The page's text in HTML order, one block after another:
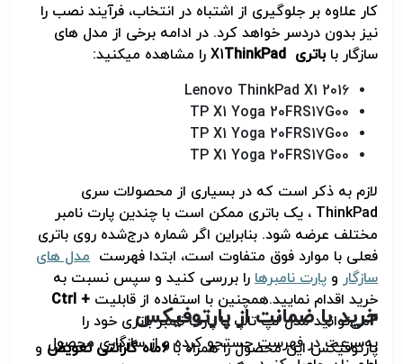
کار علاوه بر جلوگیری از اشتباه در انتخاب، فرآیند نصب را
نیز بدون دردسر خواهد کرد. در ادامه برخی از مدل های
سازگار باباتری ThinkPad
X1 را مشاهده میکنید:
Lenovo ThinkPad X1 2016
TP X1 Yoga 20FRS17G00
TP X1 Yoga 20FRS17G00
TP X1 Yoga 20FRS17G00
لازم به ذکر است که در بسیاری از محصولات سری
ThinkPad ، یک باتری ممکن است با چندین پارت نامبر
مختلف عرضه شود. بنابراین اگر شماره درج‌شده روی باتری
فعلی با موارد فوق متفاوت است، ابتدا فهرست مدل های
سازگار و پارت نامبرها را بررسی کنید و سپس نسبت به
خرید اقدام نمایید.همچنین با استفاده از قابلیت Ctrl +
Fمی‌توانید مدل لپ تاپ یا پارت نامبر باتری خود را
به‌سرعت در فهرست جستجو کرده و از سازگاری محصول
خرید با ضمانت از پارتوفیکس
پارتوفیکس این محصول را همراه با۶ماه گارانتی تعویض و